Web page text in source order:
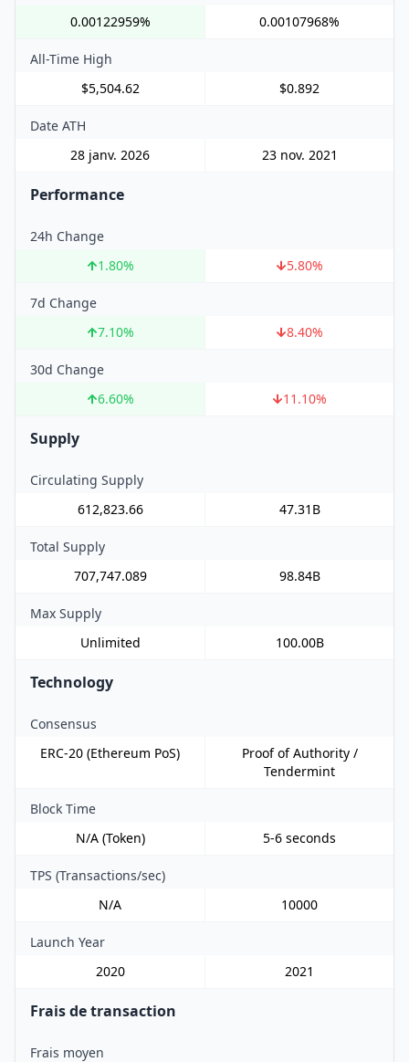
0.00122959%
0.00107968%
All-Time High
$5,504.62
$0.892
Date ATH
28 janv. 2026
23 nov. 2021
Performance
24h Change
1.80% 5.80%
7d Change
7.10% 8.40%
30d Change
6.60% 11.10%
Supply
Circulating Supply
612,823.66
47.31B
Total Supply
707,747.089
98.84B
Max Supply
Unlimited
100.00B
Technology
Consensus
ERC-20 (Ethereum PoS)
Proof of Authority /
Tendermint
Block Time
N/A (Token)
5-6 seconds
TPS (Transactions/sec)
N/A
10000
Launch Year
2020
2021
Frais de transaction
Frais moyen